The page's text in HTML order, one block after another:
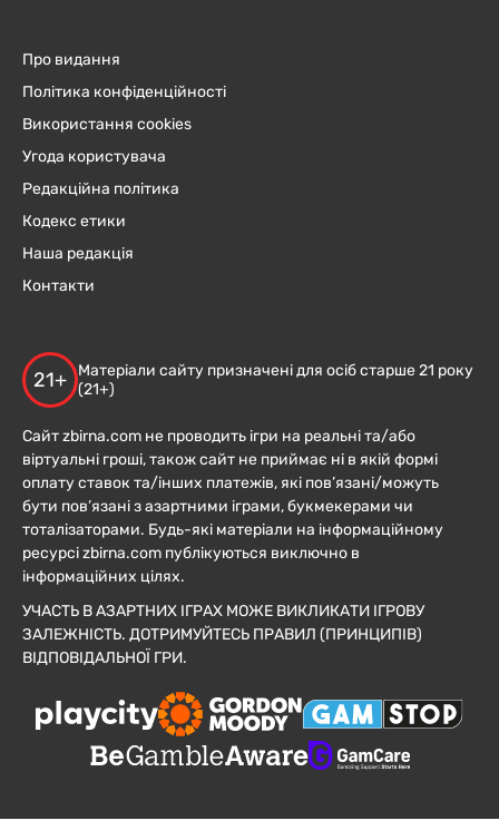
Про видання
Політика конфіденційності
Використання cookies
Угода користувача
Редакційна політика
Кодекс етики
Наша редакція
Контакти
21+
Матеріали сайту призначені для осіб старше 21 року
(21+)
Сайт zbirna.com не проводить ігри на реальні та/або
віртуальні гроші, також сайт не приймає ні в якій формі
оплату ставок та/інших платежів, які пов’язані/можуть
бути пов’язані з азартними іграми, букмекерами чи
тоталізаторами. Будь-які матеріали на інформаційному
ресурсі zbirna.com публікуються виключно в
інформаційних цілях.
УЧАСТЬ В АЗАРТНИХ ІГРАХ МОЖЕ ВИКЛИКАТИ ІГРОВУ
ЗАЛЕЖНІСТЬ. ДОТРИМУЙТЕСЬ ПРАВИЛ (ПРИНЦИПІВ)
ВІДПОВІДАЛЬНОЇ ГРИ.